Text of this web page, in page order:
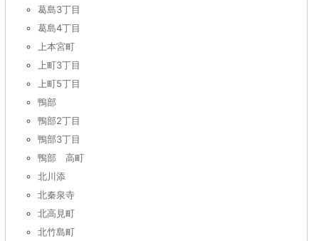
葛島3丁目
葛島4丁目
上本宮町
上町3丁目
上町5丁目
鴨部
鴨部2丁目
鴨部3丁目
鴨部 高町
北川添
北秦泉寺
北高見町
北竹島町